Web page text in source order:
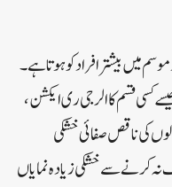
میں بیشتر افراد کو ہوتا ہے۔
کسی قسم کا الرجی ری ایکشن،
کی ناقص صفائی خشکی
نہ کرنے سے خشکی زیادہ نمایاں